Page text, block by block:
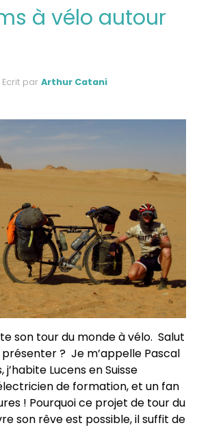
à vélo autour
Ecrit par Arthur Catani
son tour du monde à vélo. Salut
? Je m’appelle Pascal
j’habite Lucens en Suisse
de formation, et un fan
! Pourquoi ce projet de tour du
son rêve est possible, il suffit de